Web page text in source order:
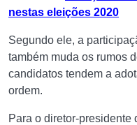
nestas eleições 2020
Segundo ele, a
também muda os rumos
candidatos tendem a
ordem.
Para o diretor-